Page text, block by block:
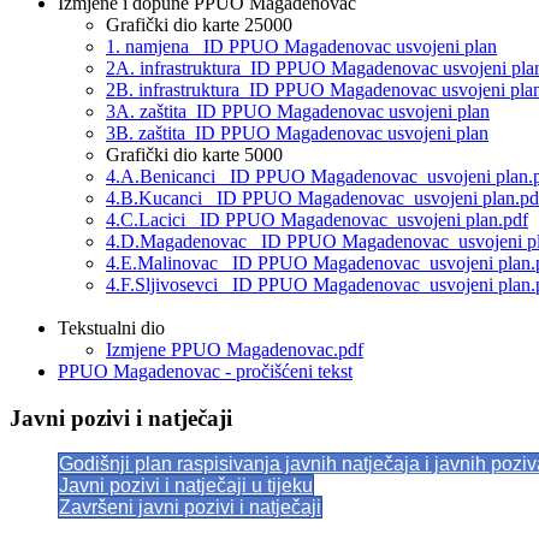
Grafički dio karte 25000
1. namjena _ID PPUO Magadenovac usvojeni plan
2A. infrastruktura_ID PPUO Magadenovac usvojeni
2B. infrastruktura_ID PPUO Magadenovac usvojeni
3A. zaštita_ID PPUO Magadenovac usvojeni plan
3B. zaštita_ID PPUO Magadenovac usvojeni plan
Grafički dio karte 5000
4.A.Benicanci _ID PPUO Magadenovac_usvojeni
4.B.Kucanci _ID PPUO Magadenovac_usvojeni
4.C.Lacici _ID PPUO Magadenovac_usvojeni plan.pdf
4.D.Magadenovac _ID PPUO Magadenovac_usvojeni
4.E.Malinovac _ID PPUO Magadenovac_usvojeni
4.F.Sljivosevci _ID PPUO Magadenovac_usvojeni
Tekstualni dio
Izmjene PPUO Magadenovac.pdf
PPUO Magadenovac - pročišćeni tekst
Javni pozivi i natječaji
Godišnji plan raspisivanja javnih natječaja i javnih
Javni pozivi i natječaji u tijeku
Završeni javni pozivi i natječaji